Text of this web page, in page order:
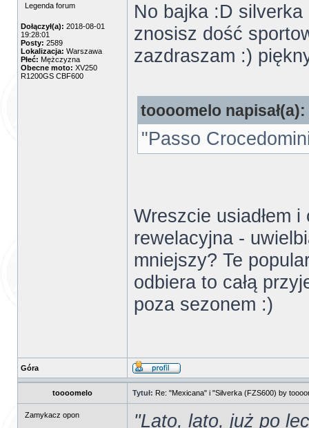
Legenda forum
Dołączył(a): 2018-08-01
19:28:01
Posty: 2589
Lokalizacja: Warszawa
Płeć: Mężczyzna
Obecne moto: XV250
R1200GS CBF600
No bajka :D silverka
znosisz dość
zazdraszam :)
toooomelo napisał(a):
"Passo
Wreszcie usiadłem
rewelacyjna -
mniejszy? Te
odbiera to całą
poza sezonem :)
Góra
toooomelo Tytuł: Re: "Mexicana" i "Silverka (FZS600) by
Zamykacz opon "Lato, lato, już po